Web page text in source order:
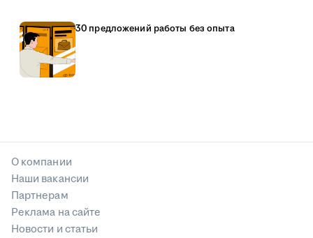
30 предложений работы без опыта
О компании
Наши вакансии
Партнерам
Реклама на сайте
Новости и статьи